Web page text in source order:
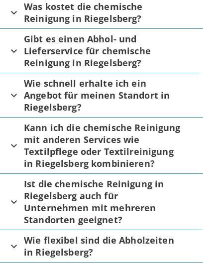
Was kostet die chemische
Reinigung in Riegelsberg?
Gibt es einen Abhol- und
Lieferservice für chemische
Reinigung in Riegelsberg?
Wie schnell erhalte ich ein
Angebot für meinen Standort in
Riegelsberg?
Kann ich die chemische Reinigung
mit anderen Services wie
Textilpflege oder Textilreinigung
in Riegelsberg kombinieren?
Ist die chemische Reinigung in
Riegelsberg auch für
Unternehmen mit mehreren
Standorten geeignet?
Wie flexibel sind die Abholzeiten
in Riegelsberg?